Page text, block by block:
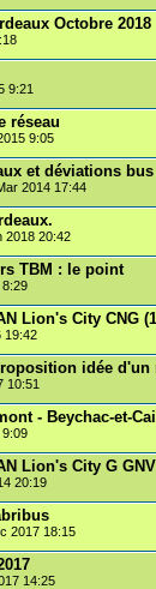
Octobre 2018
9:21
réseau
9:05
et déviations bus
2014 17:44
2018 20:42
TBM : le point
8:29
Lion's City CNG
19:42
idée d'un
10:51
- Beychac-et-
Lion's City G GNV
20:19
2017 18:15
14:25